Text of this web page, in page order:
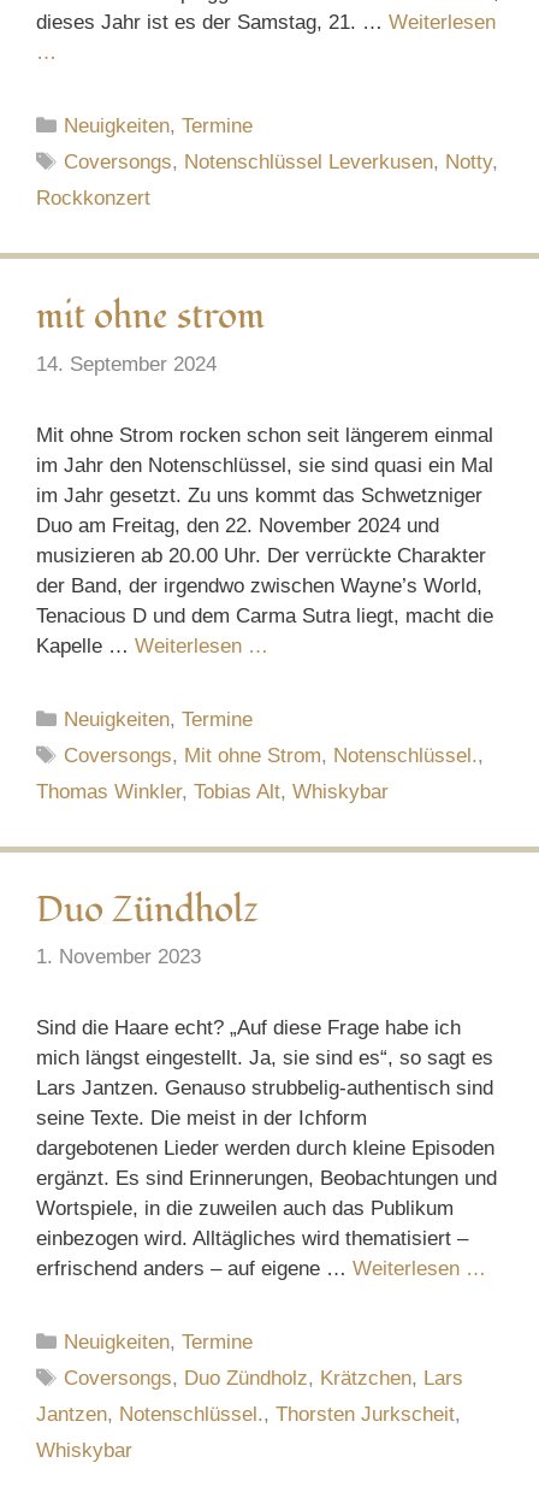
dieses Jahr ist es der Samstag, 21. … Weiterlesen
…
Kategorien
Neuigkeiten,Termine
Schlagwörter
Coversongs, Notenschlüssel Leverkusen, Notty,
Rockkonzert
mit ohne strom
14. September 2024
Mit ohne Strom rocken schon seit längerem einmal
im Jahr den Notenschlüssel, sie sind quasi ein Mal
im Jahr gesetzt. Zu uns kommt das Schwetzniger
Duo am Freitag, den 22. November 2024 und
musizieren ab 20.00 Uhr. Der verrückte Charakter
der Band, der irgendwo zwischen Wayne’s World,
Tenacious D und dem Carma Sutra liegt, macht die
Kapelle … Weiterlesen …
Kategorien
Neuigkeiten,Termine
Schlagwörter
Coversongs, Mit ohne Strom, Notenschlüssel.,
Thomas Winkler, Tobias Alt, Whiskybar
Duo Zündholz
1. November 2023
Sind die Haare echt? „Auf diese Frage habe ich
mich längst eingestellt. Ja, sie sind es“, so sagt es
Lars Jantzen. Genauso strubbelig-authentisch sind
seine Texte. Die meist in der Ichform
dargebotenen Lieder werden durch kleine Episoden
ergänzt. Es sind Erinnerungen, Beobachtungen und
Wortspiele, in die zuweilen auch das Publikum
einbezogen wird. Alltägliches wird thematisiert –
erfrischend anders – auf eigene … Weiterlesen …
Kategorien
Neuigkeiten,Termine
Schlagwörter
Coversongs, Duo Zündholz, Krätzchen, Lars
Jantzen, Notenschlüssel., Thorsten Jurkscheit,
Whiskybar